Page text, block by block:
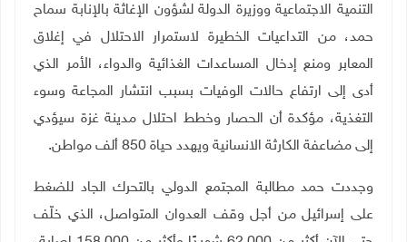
التنمية الاجتماعية ووزيرة الدولة لشؤون الإغاثة بالإنابة سماح
حمد، من التداعيات الخطيرة لاستمرار الاحتلال في إغلاق
المعابر ومنع إدخال المساعدات الغذائية والدواء، الأمر الذي
أدى إلى ارتفاع حالات الوفيات بسبب انتشار المجاعة وسوء
التغذية، مؤكدة أن الحصار وخطط احتلال مدينة غزة سيؤدي
إلى مضاعفة الكارثة الانسانية ويهدد حياة 850 ألف مواطن
.
وجددت حمد مطالبة المجتمع الدولي بالتحرك الجاد للضغط
على إسرائيل من أجل وقف العدوان المتواصل، الذي خلّف